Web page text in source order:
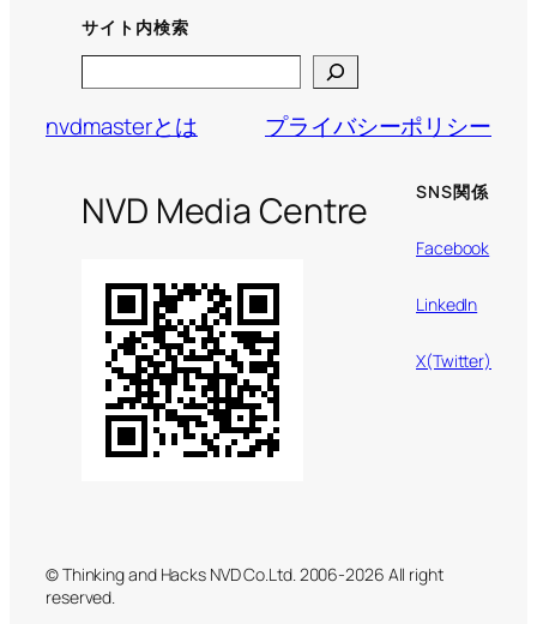
サイト内検索
nvdmasterとは
プライバシーポリシー
NVD Media Centre SNS関係
Facebook
LinkedIn
X(Twitter)
© Thinking and Hacks NVD Co.Ltd. 2006-2026 All right
reserved.